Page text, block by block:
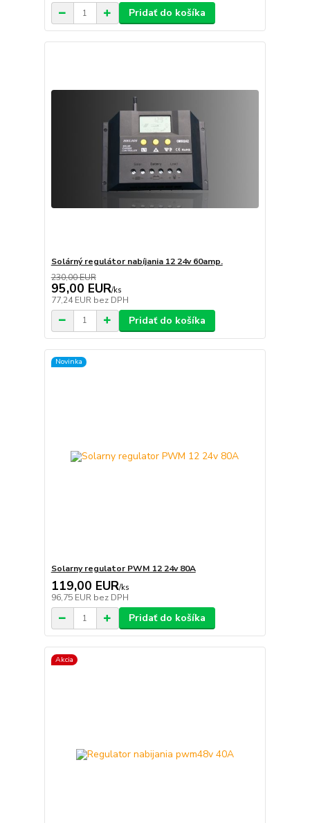
Pridať do košíka
Solárný regulátor nabíjania 12 24v 60amp.
230,00 EUR
95,00 EUR/ks
77,24 EUR bez DPH
Pridať do košíka
Novinka
Solarny regulator PWM 12 24v 80A
119,00 EUR/ks
96,75 EUR bez DPH
Pridať do košíka
Akcia